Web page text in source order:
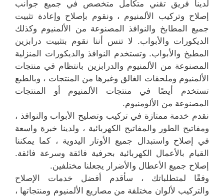
لدينا فريق تقني متكامل متخصص في جميع جوانب
إصلاح وتركيب الألمنيوم ، ونقوم بإصلاح وإعادة تثبيت
جميع المطابخ والنوافذ المصنوعة من الألمنيوم وكذلك
الديكورات والأبواب. لا تنس أننا نقوم بتثبيت درابزين
المطبخ والأبواب. وتستخدم النوافذ والديكورات المنزلية
المصنوعة من الألمنيوم والدرابزين بانتظام في منتجات
الألمنيوم وملحقات الغالق وغيرها من المنتجات ، وبالطبع
تستخدم أيضًا في منتجات الألمنيوم أو المنتجات
المصنوعة من الألومنيوم.
نقدم خدمة ممتازة في تركيب وتصليح الأبواب والنوافذ ،
ومفاتيح الطور والمفاتيح الكهربائية ، ولدينا خبرة واسعة
في إصلاح واستبدال جميع الأوتار اليدوية ، كما يمكننا
القيام بالأعمال الكهربائية بحرفية فائقة وسرعة فائقة.
إصلاح جميع الأعطال والأضرار يجعلنا مختلفين.
وفقًا لمتطلباتك ، سأقدم أفضل خدمات الإصلاح
والتركيب لألوان مختلفة من مصاريع الألمنيوم ومنتجاتها ،